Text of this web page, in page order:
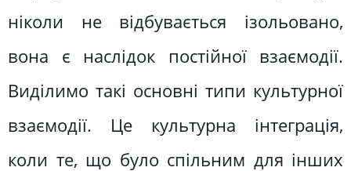
ніколи не відбувається ізольовано,
вона є наслідок постійної взаємодії.
Виділимо такі основні типи культурної
взаємодії. Це культурна інтеграція,
коли те, що було спільним для інших